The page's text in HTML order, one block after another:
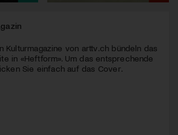
Kulturmagazine von arttv.ch bündeln das
in «Heftform». Um das entsprechende
Sie einfach auf das Cover.